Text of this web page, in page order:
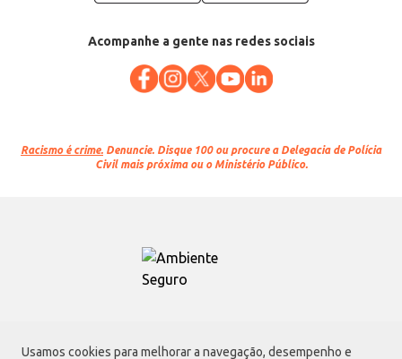
Usamos cookies para melhorar a navegação, desempenho e
Acompanhe a gente nas redes sociais
Racismo é crime. Denuncie. Disque 100 ou procure a Delegacia de Polícia
Civil mais próxima ou o Ministério Público.
Atacadão S.A.